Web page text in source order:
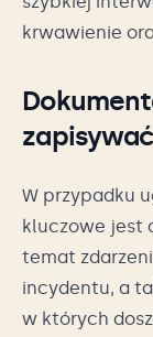
krwawienie
zapisywać
W przypadku
kluczowe jest
temat
incydentu, a
w których